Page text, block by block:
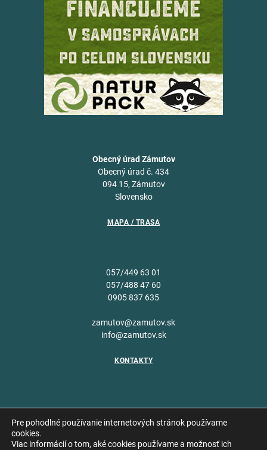
Obecný úrad Zámutov
Obecný úrad č. 434
094 15, Zámutov
Slovensko
MAPA / TRASA
057/449 63 01
057/488 47 60
0905 837 635
zamutov@zamutov.sk
info@zamutov.sk
KONTAKTY
Pre pohodlné používanie internetových stránok používame
cookies.
Viac informácií o tom, aké cookies používame a možnosť ich